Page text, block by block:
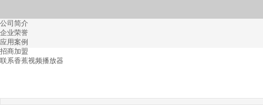
公司简介
企业荣誉
应用案例
招商加盟
联系香蕉视频播放器